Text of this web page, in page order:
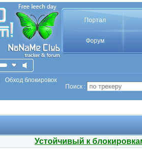
Портал
Форум
Обход блокировок
Поиск :
Устойчивый к